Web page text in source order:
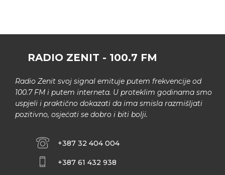
RADIO ZENIT - 100.7 FM
Radio Zenit svoj signal emituje putem frekvencije od
100.7 FM i putem interneta. U proteklim godinama smo
uspjeli i praktično dokazati da ima smisla razmišljati
pozitivno, osjećati se dobro i biti bolji.
+387 32 404 004
+387 61 432 938